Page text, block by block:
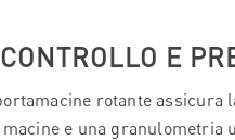
E
rotante assicura
e una granulometria